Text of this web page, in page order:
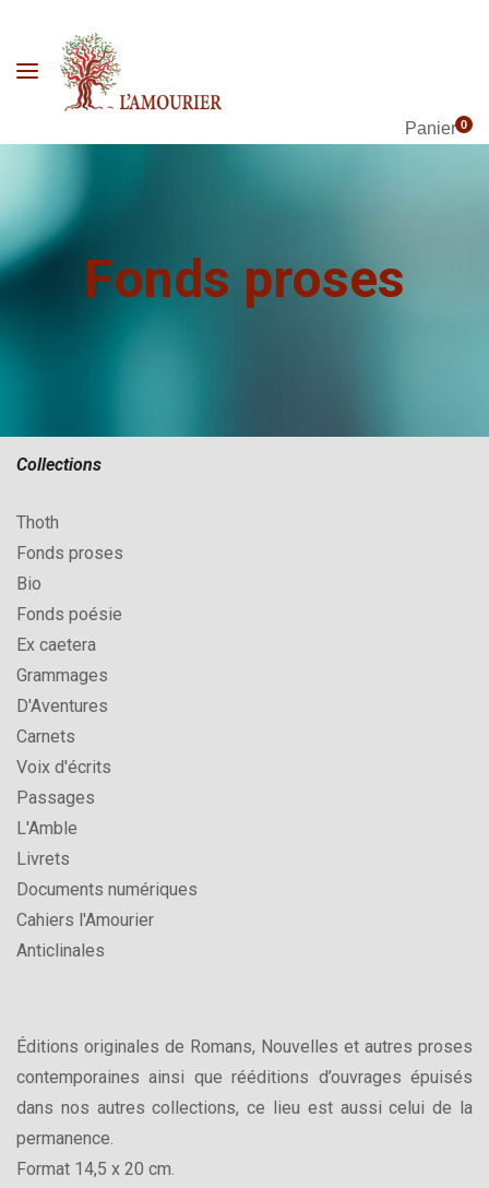
Panier0
Fonds proses
Collections
Thoth
Fonds proses
Bio
Fonds poésie
Ex caetera
Grammages
D'Aventures
Carnets
Voix d'écrits
Passages
L'Amble
Livrets
Documents numériques
Cahiers l'Amourier
Anticlinales
Éditions originales de Romans, Nouvelles et autres proses
contemporaines ainsi que rééditions d’ouvrages épuisés
dans nos autres collections, ce lieu est aussi celui de la
permanence.
Format 14,5 x 20 cm.